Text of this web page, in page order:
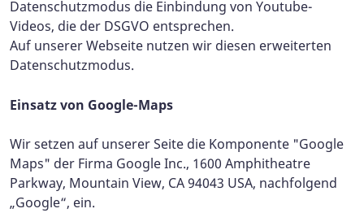
Datenschutzmodus die Einbindung von Youtube-
Videos, die der DSGVO entsprechen.
Auf unserer Webseite nutzen wir diesen erweiterten
Datenschutzmodus.
Einsatz von Google-Maps
Wir setzen auf unserer Seite die Komponente "Google
Maps" der Firma Google Inc., 1600 Amphitheatre
Parkway, Mountain View, CA 94043 USA, nachfolgend
„Google“, ein.